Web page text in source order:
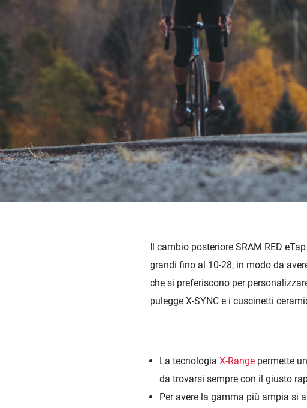
Il cambio posteriore SRAM RED
grandi fino al 10-28, in modo da
che si preferiscono per
pulegge X-SYNC e i cuscinetti
La tecnologia X-Rangepermette
da trovarsi sempre con il giusto
Per avere la gamma più ampia si